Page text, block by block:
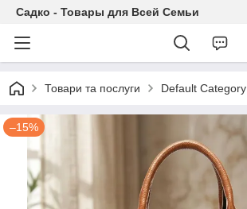
Садко - Товары для Всей Семьи
Товари та послуги Default Category
–15%